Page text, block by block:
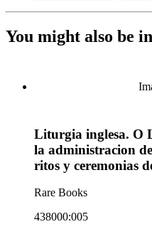
You might also be
Liturgia inglesa. O
la administracion
ritos y ceremonias
Rare Books
438000:005